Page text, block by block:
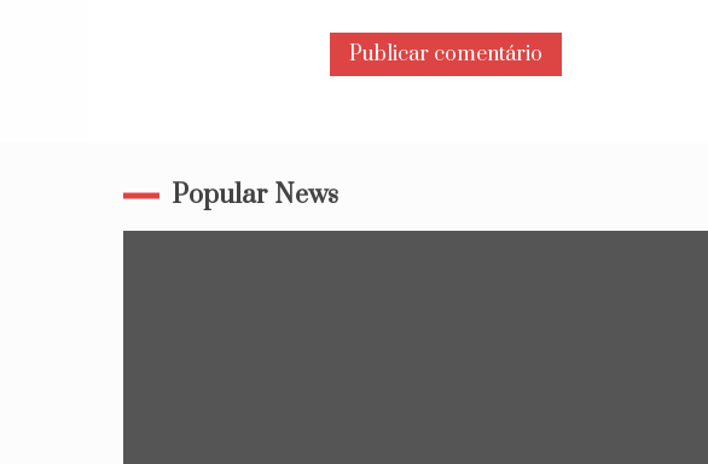
Popular News